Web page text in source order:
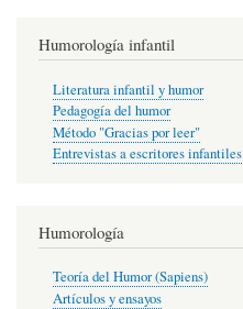
Humorología infantil
Literatura infantil y humor
Pedagogía del humor
Método "Gracias por leer"
Entrevistas a escritores infantiles
Humorología
Teoría del Humor (Sapiens)
Artículos y ensayos